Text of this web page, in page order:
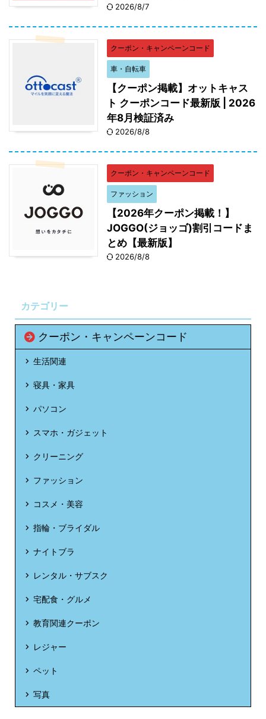
2026/8/7
クーポン・キャンペーンコード
車・自転車
【クーポン掲載】オットキャス
ト クーポンコード最新版 | 2026
年8月検証済み
2026/8/8
クーポン・キャンペーンコード
ファッション
【2026年クーポン掲載！】
JOGGO(ジョッゴ)割引コードま
とめ【最新版】
2026/8/8
カテゴリー
クーポン・キャンペーンコード
生活関連
寝具・家具
パソコン
スマホ・ガジェット
クリーニング
ファッション
コスメ・美容
指輪・ブライダル
ナイトブラ
レンタル・サブスク
宅配食・グルメ
教育関連クーポン
レジャー
ペット
写真